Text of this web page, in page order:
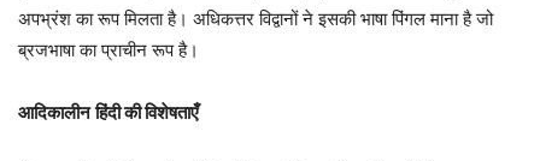
अपभ्रंश का रूप मिलता है। अधिकत्तर विद्वानों ने इसकी भाषा पिंगल माना है जो
ब्रजभाषा का प्राचीन रूप है।
आदिकालीन हिंदी की विशेषताएँ